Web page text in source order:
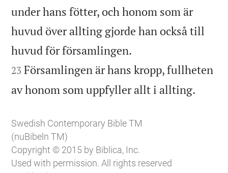
under hans fötter, och honom som är
huvud över allting gjorde han också till
huvud för församlingen.
23 Församlingen är hans kropp, fullheten
av honom som uppfyller allt i allting.
Swedish Contemporary Bible TM
(nuBibeln TM)
Copyright © 2015 by Biblica, Inc.
Used with permission. All rights reserved